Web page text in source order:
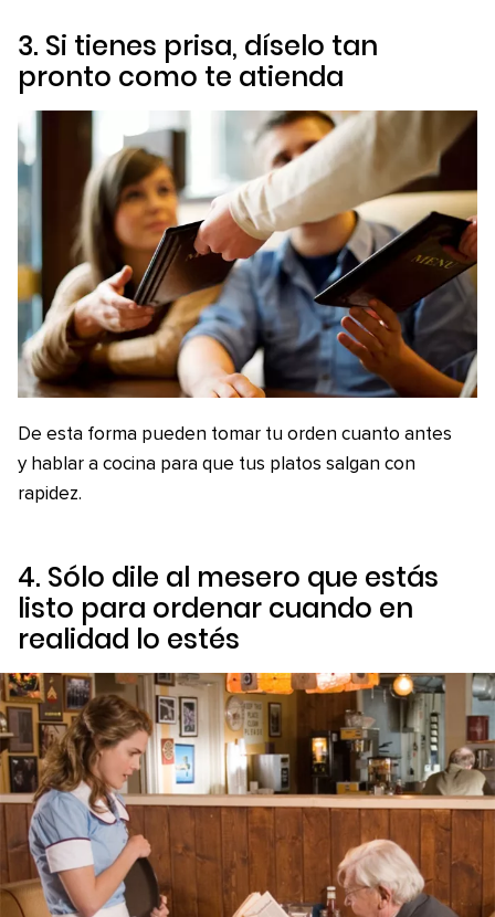
3. Si tienes prisa, díselo tan
pronto como te atienda
De esta forma pueden tomar tu orden cuanto antes
y hablar a cocina para que tus platos salgan con
rapidez.
4. Sólo dile al mesero que estás
listo para ordenar cuando en
realidad lo estés